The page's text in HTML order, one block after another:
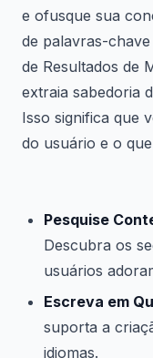
e ofusque sua
de palavras-
de Resultados de
extraia sabedoria
Isso significa que
do usuário e o
Pesquise
Descubra os
usuários
Escreva em
suporta a
idiomas.